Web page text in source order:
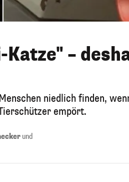
Katze" –
niedlich finden,
empört.
und